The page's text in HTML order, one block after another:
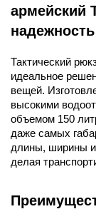
армейский
надежность
Тактический
идеальное
вещей.
высокими
объемом 150
даже самых
длины, ширины и
делая